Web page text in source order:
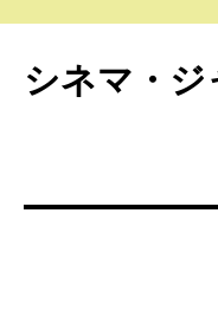
シネマ・